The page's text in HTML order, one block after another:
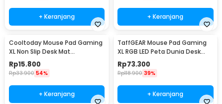
+ Keranjang + Keranjang
Cooltoday Mouse Pad Gaming
XL Non Slip Desk Mat
800x300x2mm - LN001
Rp15.800
Rp33.900 54%
+ Keranjang
TaffGEAR Mouse Pad Gaming
XL RGB LED Peta Dunia Desk
Mat 400x900x4mm - GMS-
WT-5
Rp73.300
Rp118.900 39%
+ Keranjang